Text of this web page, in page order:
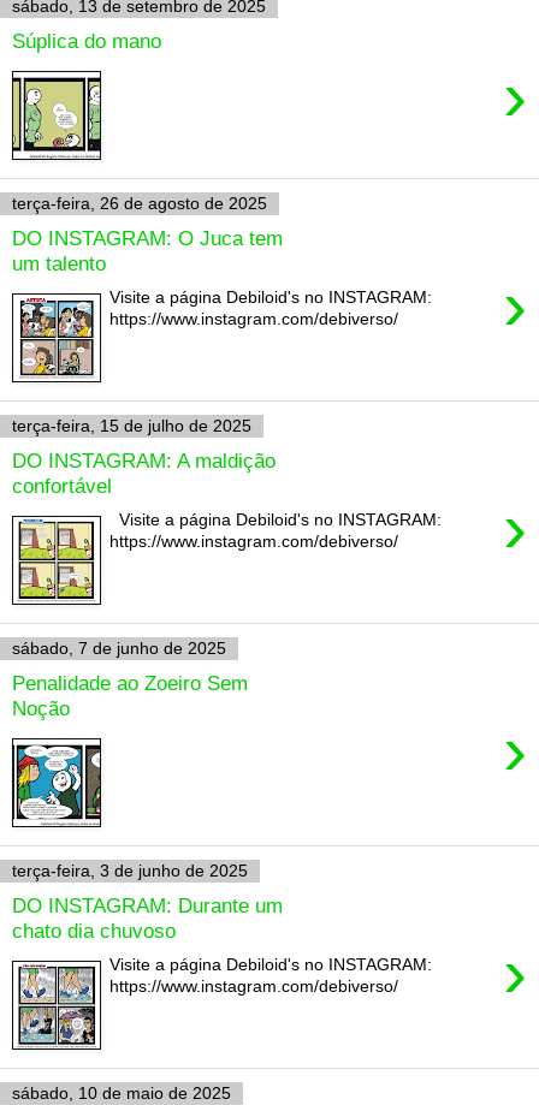
sábado, 13 de setembro de 2025
Súplica do mano
›
terça-feira, 26 de agosto de 2025
DO INSTAGRAM: O Juca tem
um talento
›
Visite a página Debiloid's no INSTAGRAM:
https://www.instagram.com/debiverso/
terça-feira, 15 de julho de 2025
DO INSTAGRAM: A maldição
confortável
›
Visite a página Debiloid's no INSTAGRAM:
https://www.instagram.com/debiverso/
sábado, 7 de junho de 2025
Penalidade ao Zoeiro Sem
Noção
›
terça-feira, 3 de junho de 2025
DO INSTAGRAM: Durante um
chato dia chuvoso
›
Visite a página Debiloid's no INSTAGRAM:
https://www.instagram.com/debiverso/
sábado, 10 de maio de 2025